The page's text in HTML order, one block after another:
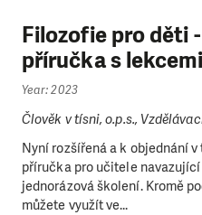
Filozofie pro děti
příručka s
Year: 2023
Člověk v tísni, o.p.s.,
Nyní rozšířená a k objednání
příručka pro učitele
jednorázová školení. Kromě
můžete využít ve...